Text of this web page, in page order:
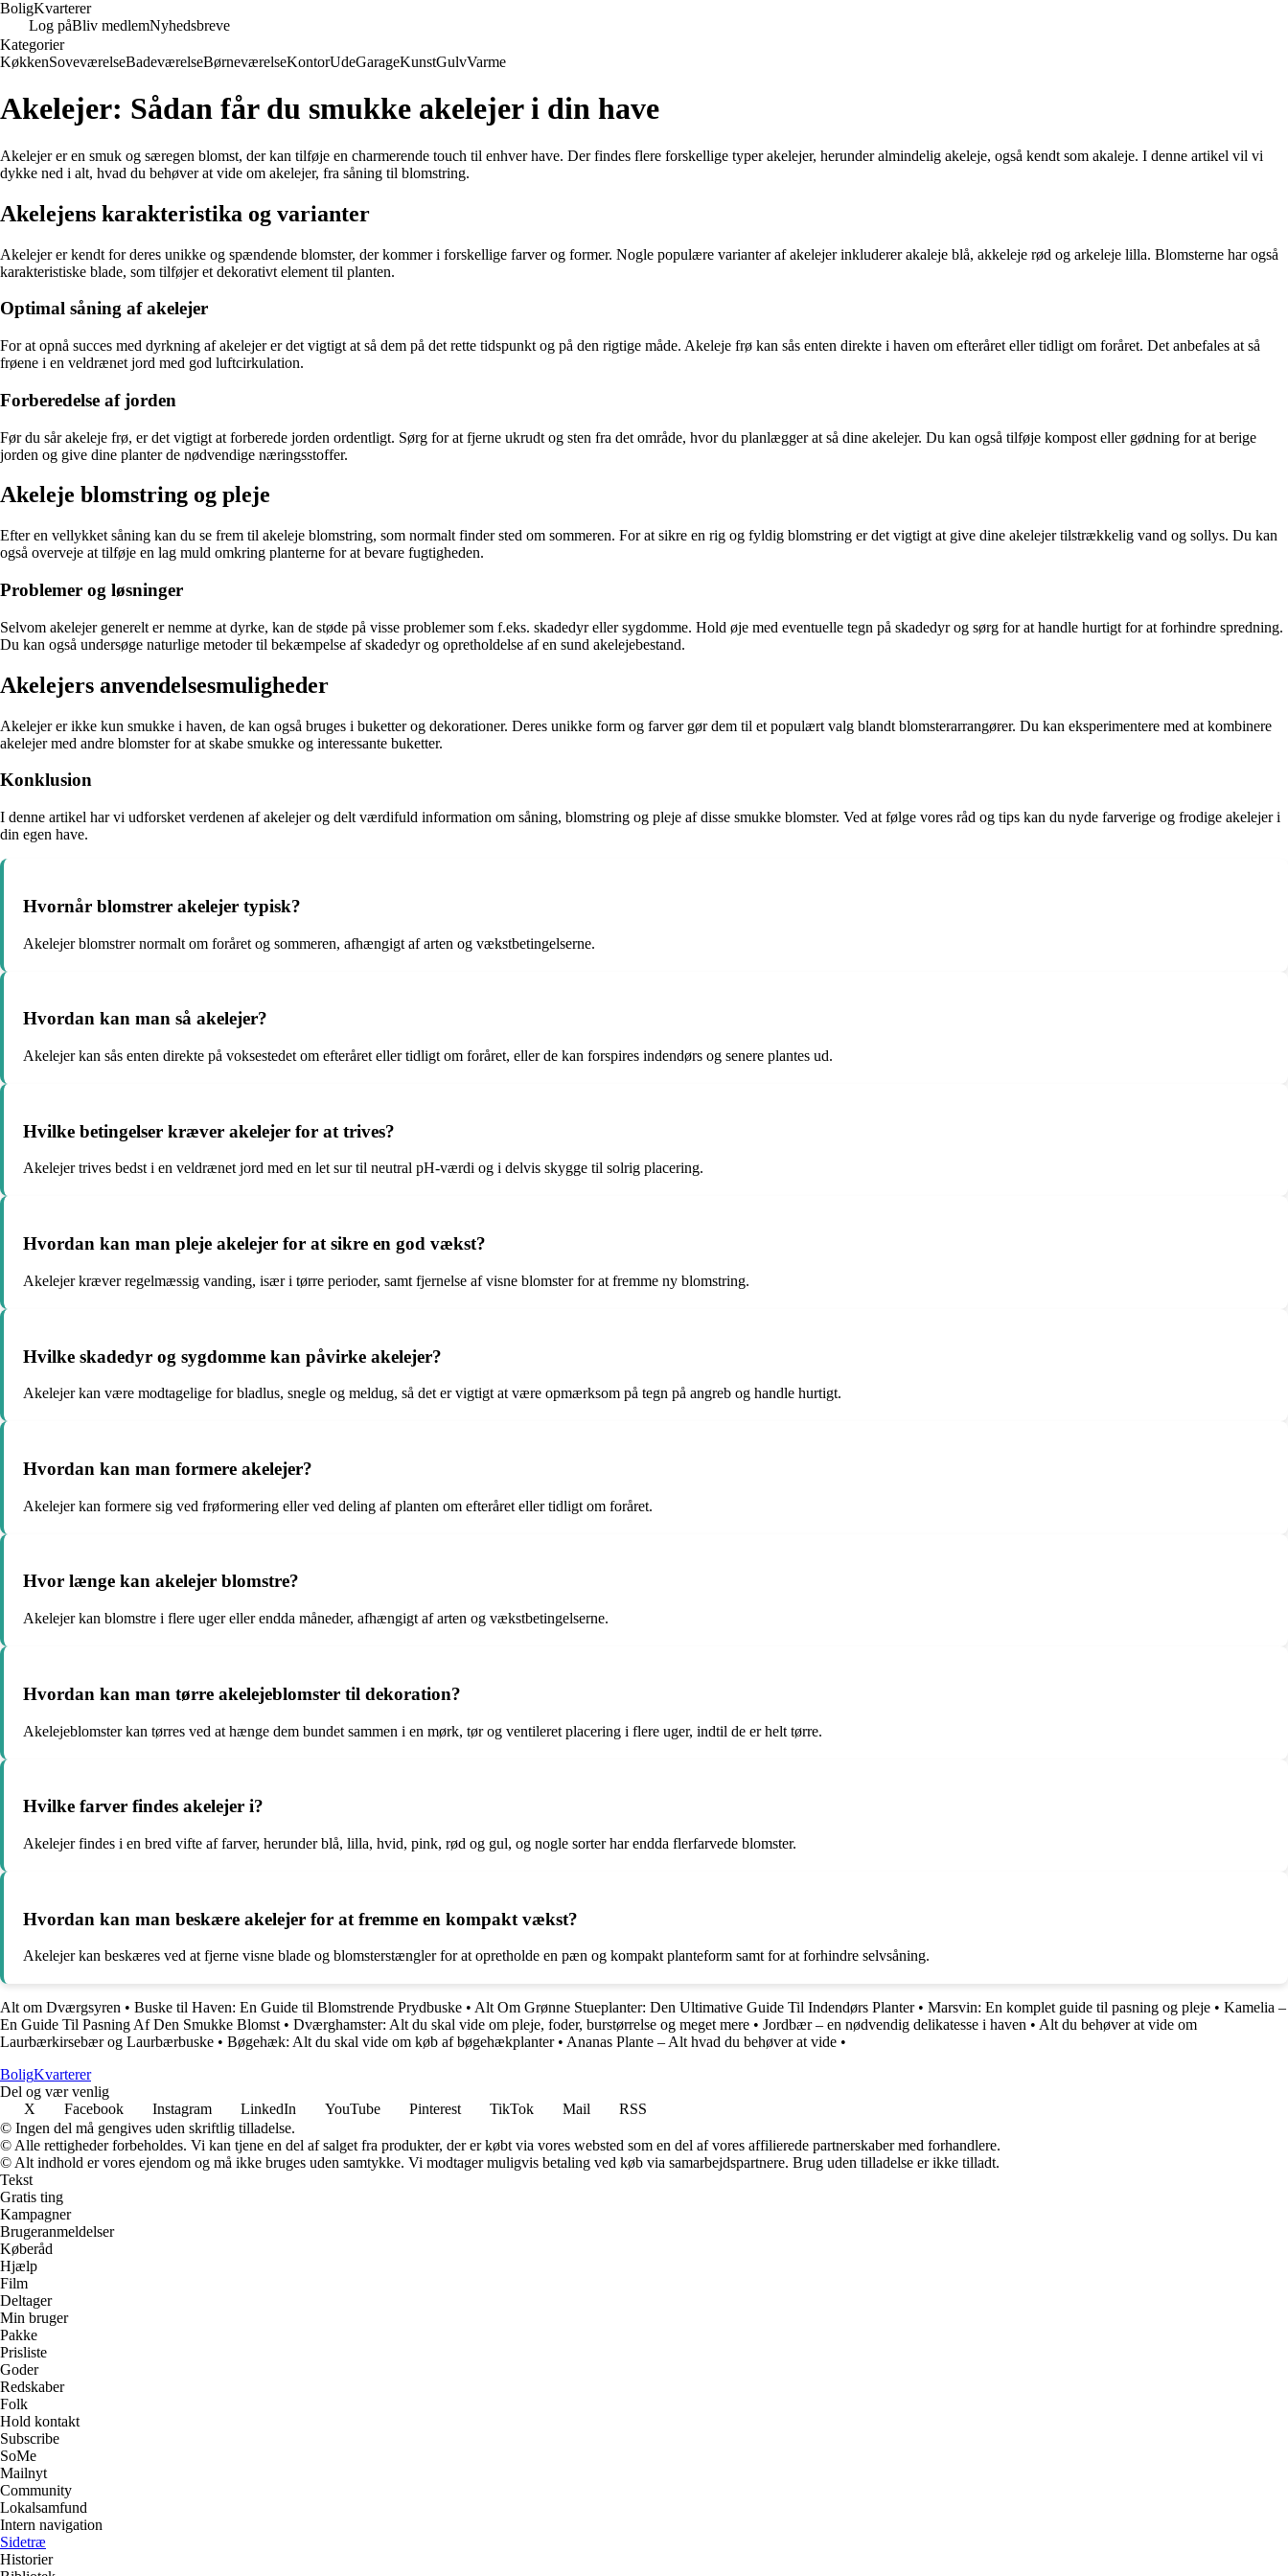
BoligKvarterer
Log påBliv medlemNyhedsbreve
Kategorier
KøkkenSoveværelseBadeværelseBørneværelseKontorUdeGarageKunstGulvVarme
Akelejer: Sådan får du smukke akelejer i din have
Akelejer er en smuk og særegen blomst, der kan tilføje en charmerende touch til enhver have. Der findes flere forskellige typer akelejer, herunder almindelig akeleje, også kendt som akaleje. I denne artikel vil vi
dykke ned i alt, hvad du behøver at vide om akelejer, fra såning til blomstring.
Akelejens karakteristika og varianter
Akelejer er kendt for deres unikke og spændende blomster, der kommer i forskellige farver og former. Nogle populære varianter af akelejer inkluderer akaleje blå, akkeleje rød og arkeleje lilla. Blomsterne har også
karakteristiske blade, som tilføjer et dekorativt element til planten.
Optimal såning af akelejer
For at opnå succes med dyrkning af akelejer er det vigtigt at så dem på det rette tidspunkt og på den rigtige måde. Akeleje frø kan sås enten direkte i haven om efteråret eller tidligt om foråret. Det anbefales at så
frøene i en veldrænet jord med god luftcirkulation.
Forberedelse af jorden
Før du sår akeleje frø, er det vigtigt at forberede jorden ordentligt. Sørg for at fjerne ukrudt og sten fra det område, hvor du planlægger at så dine akelejer. Du kan også tilføje kompost eller gødning for at berige
jorden og give dine planter de nødvendige næringsstoffer.
Akeleje blomstring og pleje
Efter en vellykket såning kan du se frem til akeleje blomstring, som normalt finder sted om sommeren. For at sikre en rig og fyldig blomstring er det vigtigt at give dine akelejer tilstrækkelig vand og sollys. Du kan
også overveje at tilføje en lag muld omkring planterne for at bevare fugtigheden.
Problemer og løsninger
Selvom akelejer generelt er nemme at dyrke, kan de støde på visse problemer som f.eks. skadedyr eller sygdomme. Hold øje med eventuelle tegn på skadedyr og sørg for at handle hurtigt for at forhindre spredning.
Du kan også undersøge naturlige metoder til bekæmpelse af skadedyr og opretholdelse af en sund akelejebestand.
Akelejers anvendelsesmuligheder
Akelejer er ikke kun smukke i haven, de kan også bruges i buketter og dekorationer. Deres unikke form og farver gør dem til et populært valg blandt blomsterarrangører. Du kan eksperimentere med at kombinere
akelejer med andre blomster for at skabe smukke og interessante buketter.
Konklusion
I denne artikel har vi udforsket verdenen af akelejer og delt værdifuld information om såning, blomstring og pleje af disse smukke blomster. Ved at følge vores råd og tips kan du nyde farverige og frodige akelejer i
din egen have.
Hvornår blomstrer akelejer typisk?
Akelejer blomstrer normalt om foråret og sommeren, afhængigt af arten og vækstbetingelserne.
Hvordan kan man så akelejer?
Akelejer kan sås enten direkte på voksestedet om efteråret eller tidligt om foråret, eller de kan forspires indendørs og senere plantes ud.
Hvilke betingelser kræver akelejer for at trives?
Akelejer trives bedst i en veldrænet jord med en let sur til neutral pH-værdi og i delvis skygge til solrig placering.
Hvordan kan man pleje akelejer for at sikre en god vækst?
Akelejer kræver regelmæssig vanding, især i tørre perioder, samt fjernelse af visne blomster for at fremme ny blomstring.
Hvilke skadedyr og sygdomme kan påvirke akelejer?
Akelejer kan være modtagelige for bladlus, snegle og meldug, så det er vigtigt at være opmærksom på tegn på angreb og handle hurtigt.
Hvordan kan man formere akelejer?
Akelejer kan formere sig ved frøformering eller ved deling af planten om efteråret eller tidligt om foråret.
Hvor længe kan akelejer blomstre?
Akelejer kan blomstre i flere uger eller endda måneder, afhængigt af arten og vækstbetingelserne.
Hvordan kan man tørre akelejeblomster til dekoration?
Akelejeblomster kan tørres ved at hænge dem bundet sammen i en mørk, tør og ventileret placering i flere uger, indtil de er helt tørre.
Hvilke farver findes akelejer i?
Akelejer findes i en bred vifte af farver, herunder blå, lilla, hvid, pink, rød og gul, og nogle sorter har endda flerfarvede blomster.
Hvordan kan man beskære akelejer for at fremme en kompakt vækst?
Akelejer kan beskæres ved at fjerne visne blade og blomsterstængler for at opretholde en pæn og kompakt planteform samt for at forhindre selvsåning.
Alt om Dværgsyren • Buske til Haven: En Guide til Blomstrende Prydbuske • Alt Om Grønne Stueplanter: Den Ultimative Guide Til Indendørs Planter• Marsvin: En komplet guide til pasning og pleje • Kamelia –
En Guide Til Pasning Af Den Smukke Blomst• Dværghamster: Alt du skal vide om pleje, foder, burstørrelse og meget mere • Jordbær – en nødvendig delikatesse i haven • Alt du behøver at vide om
Laurbærkirsebær og Laurbærbuske • Bøgehæk: Alt du skal vide om køb af bøgehækplanter• Ananas Plante – Alt hvad du behøver at vide •
BoligKvarterer
Del og vær venlig
X
Facebook Instagram LinkedIn YouTube Pinterest TikTok Mail
RSS
© Ingen del må gengives uden skriftlig tilladelse.
© Alle rettigheder forbeholdes. Vi kan tjene en del af salget fra produkter, der er købt via vores websted som en del af vores affilierede partnerskaber med forhandlere.
© Alt indhold er vores ejendom og må ikke bruges uden samtykke. Vi modtager muligvis betaling ved køb via samarbejdspartnere. Brug uden tilladelse er ikke tilladt.
Tekst
Gratis ting
Kampagner
Brugeranmeldelser
Køberåd
Hjælp
Film
Deltager
Min bruger
Pakke
Prisliste
Goder
Redskaber
Folk
Hold kontakt
Subscribe
SoMe
Mailnyt
Community
Lokalsamfund
Intern navigation
Sidetræ
Historier